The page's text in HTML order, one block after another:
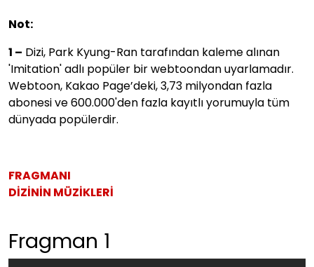
Not:
1 – Dizi, Park Kyung-Ran tarafından kaleme alınan
'Imitation' adlı popüler bir webtoondan uyarlamadır.
Webtoon, Kakao Page’deki, 3,73 milyondan fazla
abonesi ve 600.000'den fazla kayıtlı yorumuyla tüm
dünyada popülerdir.
FRAGMANI
DİZİNİN MÜZİKLERİ
Fragman 1